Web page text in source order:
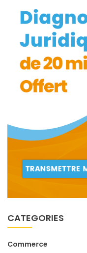
CATEGORIES
Commerce